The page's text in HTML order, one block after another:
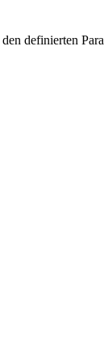
definierten